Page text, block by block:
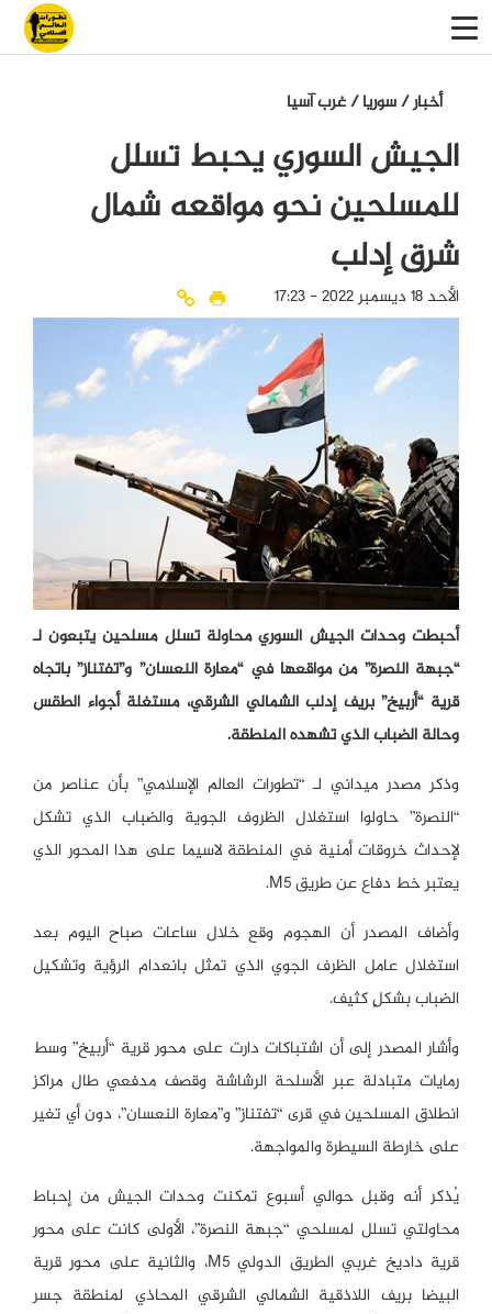
أخبار/سوريا/غرب آسيا
الجيش السوري يحبط تسلل
للمسلحين نحو مواقعه شمال
شرق إدلب
الأحد 18 ديسمبر 2022 - 17:23
أحبطت وحدات الجيش السوري محاولة تسلل مسلحين يتبعون لـ
“جبهة النصرة” من مواقعها في “معارة النعسان” و”تفتناز” باتجاه
قرية “أربيخ” بريف إدلب الشمالي الشرقي، مستغلة أجواء الطقس
وحالة الضباب الذي تشهده المنطقة.
وذكر مصدر ميداني لـ “تطورات العالم الإسلامي” بأن عناصر من
“النصرة” حاولوا استغلال الظروف الجوية والضباب الذي تشكل
لإحداث خروقات أمنية في المنطقة لاسيما على هذا المحور الذي
يعتبر خط دفاع عن طريق M5.
وأضاف المصدر أن الهجوم وقع خلال ساعات صباح اليوم بعد
استغلال عامل الظرف الجوي الذي تمثل بانعدام الرؤية وتشكيل
الضباب بشكلٍ كثيف.
وأشار المصدر إلى أن اشتباكات دارت على محور قرية “أربيخ” وسط
رمايات متبادلة عبر الأسلحة الرشاشة وقصف مدفعي طال مراكز
انطلاق المسلحين في قرى “تفتناز” و”معارة النعسان”، دون أي تغير
على خارطة السيطرة والمواجهة.
يُذكر أنه وقبل حوالي أسبوع تمكنت وحدات الجيش من إحباط
محاولتي تسلل لمسلحي “جبهة النصرة”، الأولى كانت على محور
قرية داديخ غربي الطريق الدولي M5، والثانية على محور قرية
البيضا بريف اللاذقية الشمالي الشرقي المحاذي لمنطقة جسر